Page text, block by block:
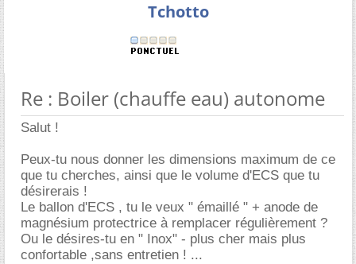
Tchotto
Re : Boiler (chauffe eau) autonome
Salut !
Peux-tu nous donner les dimensions maximum de ce
que tu cherches, ainsi que le volume d'ECS que tu
désirerais !
Le ballon d'ECS , tu le veux " émaillé " + anode de
magnésium protectrice à remplacer régulièrement ?
Ou le désires-tu en " Inox" - plus cher mais plus
confortable ,sans entretien ! ...